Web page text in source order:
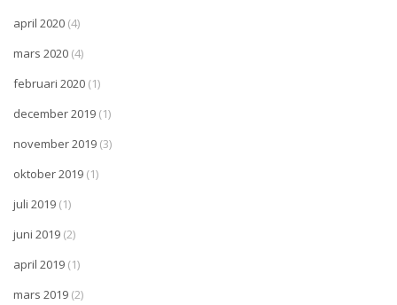
april 2020 (4)
mars 2020 (4)
februari 2020 (1)
december 2019 (1)
november 2019 (3)
oktober 2019 (1)
juli 2019 (1)
juni 2019 (2)
april 2019 (1)
mars 2019 (2)